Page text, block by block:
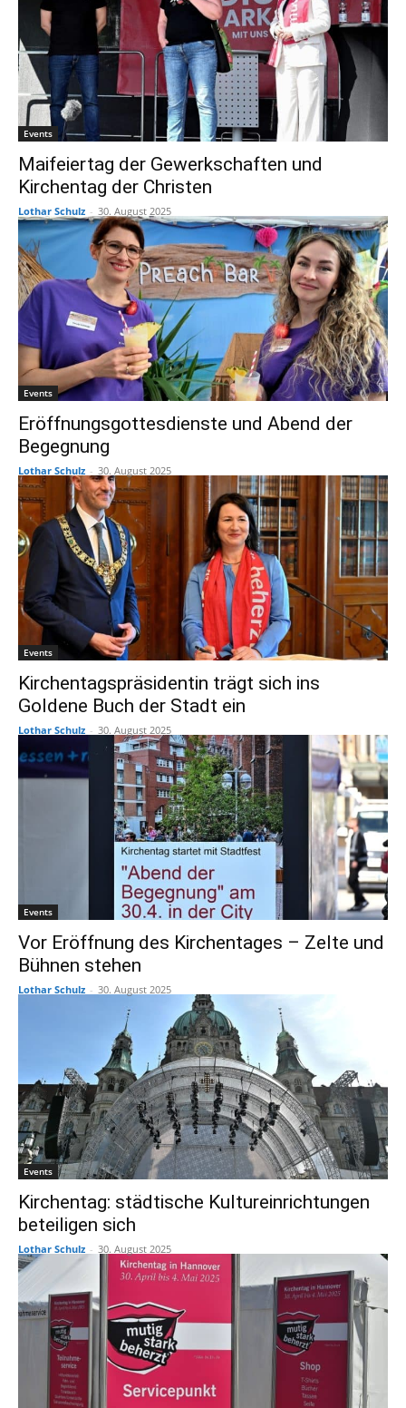
Events
Maifeiertag der Gewerkschaften und
Kirchentag der Christen
Lothar Schulz - 30. August 2025
Events
Eröffnungsgottesdienste und Abend der
Begegnung
Lothar Schulz - 30. August 2025
Events
Kirchentagspräsidentin trägt sich ins
Goldene Buch der Stadt ein
Lothar Schulz - 30. August 2025
Events
Vor Eröffnung des Kirchentages – Zelte und
Bühnen stehen
Lothar Schulz - 30. August 2025
Events
Kirchentag: städtische Kultureinrichtungen
beteiligen sich
Lothar Schulz - 30. August 2025